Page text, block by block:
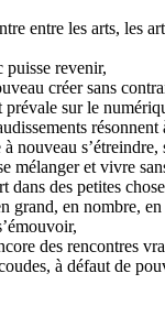
entre les arts, les
revenir,
créer sans
sur le
résonnent
nouveau s’étreindre,
mélanger et vivre
dans des petites
grand, en nombre,
des rencontres
à défaut de